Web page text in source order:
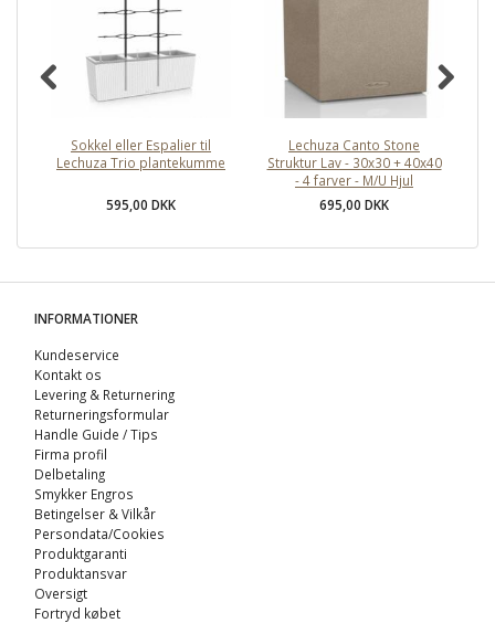
Sokkel eller Espalier til
Lechuza Trio plantekumme
595,00 DKK
Lechuza Canto Stone
Struktur Lav - 30x30 + 40x40
- 4 farver - M/U Hjul
695,00 DKK
INFORMATIONER
Kundeservice
Kontakt os
Levering & Returnering
Returneringsformular
Handle Guide / Tips
Firma profil
Delbetaling
Smykker Engros
Betingelser & Vilkår
Persondata/Cookies
Produktgaranti
Produktansvar
Oversigt
Fortryd købet